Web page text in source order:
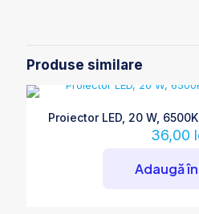
Produse similare
Proiector LED, 20 W,
36,00
Adaugă